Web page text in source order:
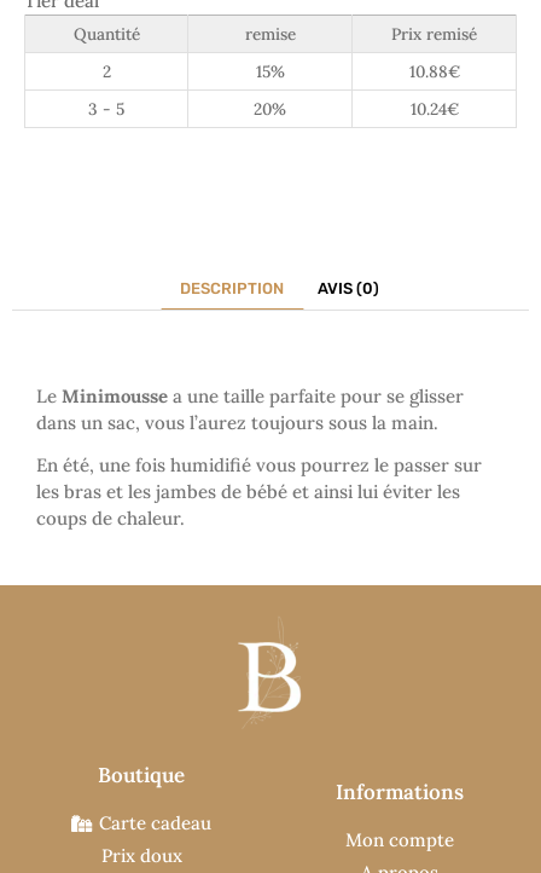
Quantité remise
Prix remisé
2
15% 10.88€
3 - 5
20% 10.24€
DESCRIPTION AVIS (0)
Le Minimousse a une taille parfaite pour se glisser
dans un sac, vous l’aurez toujours sous la main.
En été, une fois humidifié vous pourrez le passer sur
les bras et les jambes de bébé et ainsi lui éviter les
coups de chaleur.
Boutique
Carte cadeau
Prix doux
Informations
Mon compte